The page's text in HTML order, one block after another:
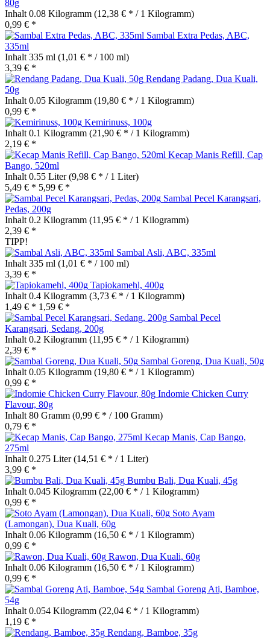
80g
Inhalt 0.08 Kilogramm (12,38 € * / 1 Kilogramm)
0,99 € *
Sambal Extra Pedas, ABC,
335ml
Inhalt 335 ml (1,01 € * / 100 ml)
3,39 € *
Rendang Padang, Dua Kuali,
50g
Inhalt 0.05 Kilogramm (19,80 € * / 1 Kilogramm)
0,99 € *
Kemirinuss, 100g
Inhalt 0.1 Kilogramm (21,90 € * / 1 Kilogramm)
2,19 € *
Kecap Manis Refill, Cap
Bango, 520ml
Inhalt 0.55 Liter(9,98 € * / 1 Liter)
5,49 € * 5,99 € *
Sambal Pecel Karangsari,
Pedas, 200g
Inhalt 0.2 Kilogramm (11,95 € * / 1 Kilogramm)
2,39 € *
TIPP!
Sambal Asli, ABC, 335ml
Inhalt 335 ml (1,01 € * / 100 ml)
3,39 € *
Tapiokamehl, 400g
Inhalt 0.4 Kilogramm (3,73 € * / 1 Kilogramm)
1,49 € * 1,59 € *
Sambal Pecel
Karangsari, Sedang, 200g
Inhalt 0.2 Kilogramm (11,95 € * / 1 Kilogramm)
2,39 € *
Sambal Goreng, Dua Kuali, 50g
Inhalt 0.05 Kilogramm (19,80 € * / 1 Kilogramm)
0,99 € *
Indomie Chicken Curry
Flavour, 80g
Inhalt 80 Gramm (0,99 € * / 100 Gramm)
0,79 € *
Kecap Manis, Cap Bango,
275ml
Inhalt 0.275 Liter(14,51 € * / 1 Liter)
3,99 € *
Bumbu Bali, Dua Kuali, 45g
Inhalt 0.045 Kilogramm (22,00 € * / 1 Kilogramm)
0,99 € *
Soto Ayam
(Lamongan), Dua Kuali, 60g
Inhalt 0.06 Kilogramm (16,50 € * / 1 Kilogramm)
0,99 € *
Rawon, Dua Kuali, 60g
Inhalt 0.06 Kilogramm (16,50 € * / 1 Kilogramm)
0,99 € *
Sambal Goreng Ati, Bamboe,
54g
Inhalt 0.054 Kilogramm (22,04 € * / 1 Kilogramm)
1,19 € *
Rendang, Bamboe, 35g